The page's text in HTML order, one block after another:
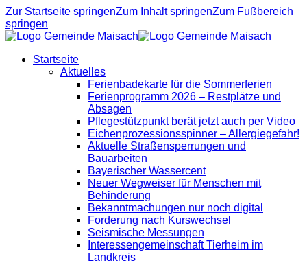
Zur Startseite springenZum Inhalt springenZum Fußbereich
springen
Startseite
Aktuelles
Ferienbadekarte für die Sommerferien
Ferienprogramm 2026 – Restplätze und
Absagen
Pflegestützpunkt berät jetzt auch per Video
Eichenprozessionsspinner – Allergiegefahr!
Aktuelle Straßensperrungen und
Bauarbeiten
Bayerischer Wassercent
Neuer Wegweiser für Menschen mit
Behinderung
Bekanntmachungen nur noch digital
Forderung nach Kurswechsel
Seismische Messungen
Interessengemeinschaft Tierheim im
Landkreis